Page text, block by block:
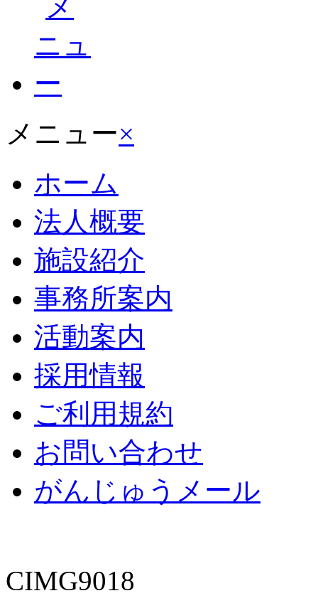
メニュー×
ホーム
法人概要
施設紹介
事務所案内
活動案内
採用情報
ご利用規約
お問い合わせ
がんじゅうメール
CIMG9018